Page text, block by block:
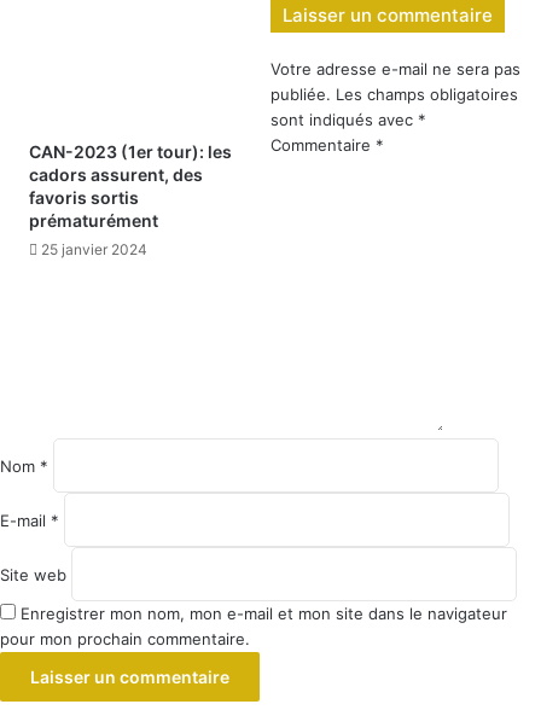
CAN-2023 (1er tour): les
cadors assurent, des
favoris sortis
prématurément
25 janvier 2024
Laisser un commentaire
Votre adresse e-mail ne sera pas
publiée. Les champs obligatoires
sont indiqués avec *
Commentaire *
Nom *
E-mail *
Site web
Enregistrer mon nom, mon e-mail et mon site dans le navigateur
pour mon prochain commentaire.